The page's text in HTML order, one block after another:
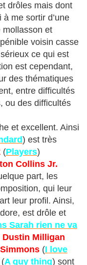
drôles mais dont
à me sortir d’une
mollasson et
voisin casse
ce qui est
est cependant,
des thématiques
entre difficultés
ou des difficultés
et excellent. Ainsi
) est très
(Players)
Collins Jr.
part, les
qui leur
leur profil. Ainsi,
est drôle et
Sarah rien ne va
Dustin Milligan
(I love
(A guy thing) sont